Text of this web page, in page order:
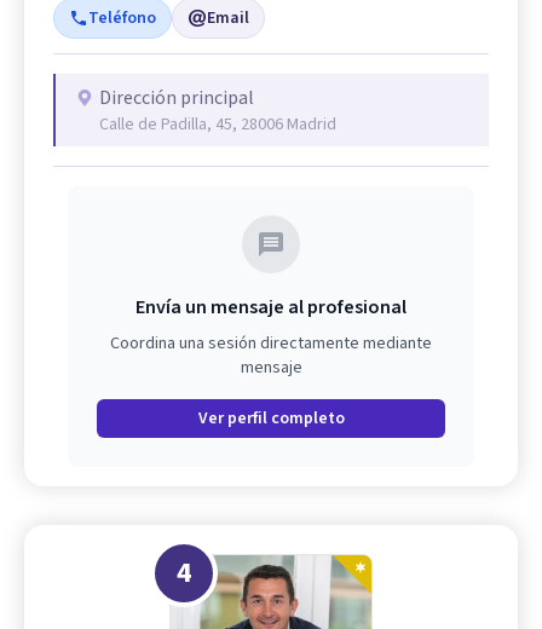
Teléfono Email
Dirección principal
Calle de Padilla, 45, 28006 Madrid
Envía un mensaje al profesional
Coordina una sesión directamente mediante
mensaje
Ver perfil completo
4